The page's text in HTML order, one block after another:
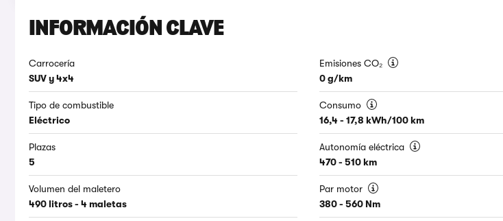
INFORMACIÓN CLAVE
Carrocería
SUV y 4x4
Tipo de combustible
Eléctrico
Plazas
5
Volumen del maletero
490 litros - 4 maletas
Emisiones CO₂
0 g/km
Consumo
16,4 - 17,8 kWh/100 km
Autonomía eléctrica
470 - 510 km
Par motor
380 - 560 Nm